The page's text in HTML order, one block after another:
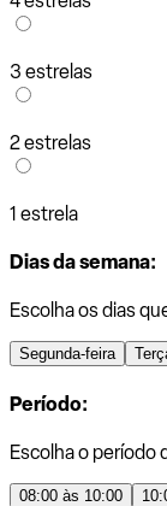
3 estrelas
2 estrelas
1 estrela
Dias da semana:
Escolha os dias
Segunda-feira
Período:
Escolha o período
08:00 às 10:00